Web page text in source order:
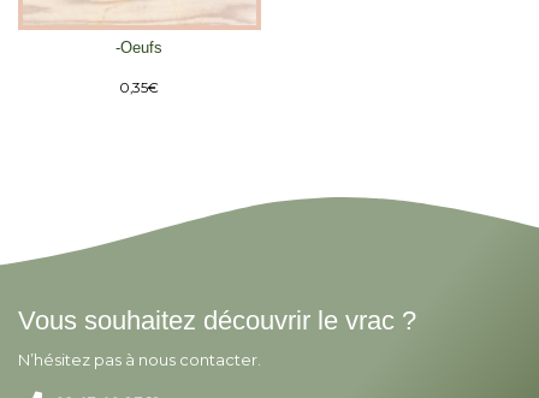
-Oeufs
0,35€
Vous souhaitez découvrir le vrac ?
N’hésitez pas à nous contacter.